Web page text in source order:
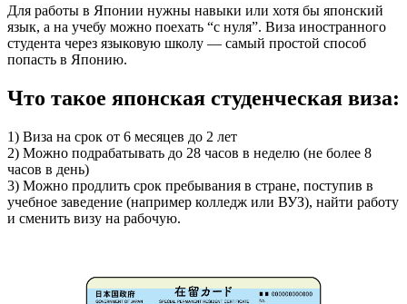
Для работы в Японии нужны навыки или хотя бы японский
язык, а на учебу можно поехать “с нуля”. Виза иностранного
студента через языковую школу — самый простой способ
попасть в Японию.
Что такое японская студенческая виза:
1) Виза на срок от 6 месяцев до 2 лет
2) Можно подрабатывать до 28 часов в неделю (не более 8
часов в день)
3) Можно продлить срок пребывания в стране, поступив в
учебное заведение (например колледж или ВУЗ), найти работу
и сменить визу на рабочую.